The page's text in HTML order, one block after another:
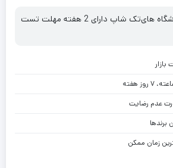
تمامی محصولات فروشگاه های‌تک شاپ دارای 2 هفته مهلت تست
عدم رضایت
برندها
زمان ممکن